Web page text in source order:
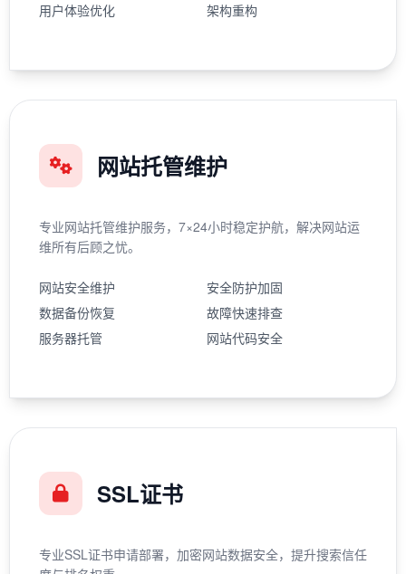
用户体验优化
架构重构
网站托管维护
专业网站托管维护服务，7×24小时稳定护航，解决网站运
维所有后顾之忧。
网站安全维护
安全防护加固
数据备份恢复
故障快速排查
服务器托管
网站代码安全
SSL证书
专业SSL证书申请部署，加密网站数据安全，提升搜索信任